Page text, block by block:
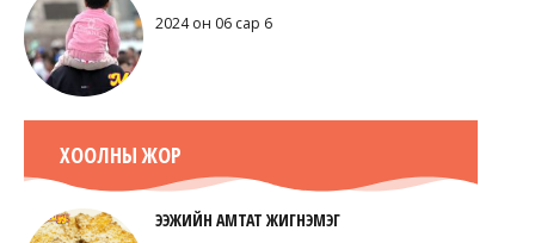
2024 он 06 сар 6
ХООЛНЫ ЖОР
ЭЭЖИЙН АМТАТ ЖИГНЭМЭГ